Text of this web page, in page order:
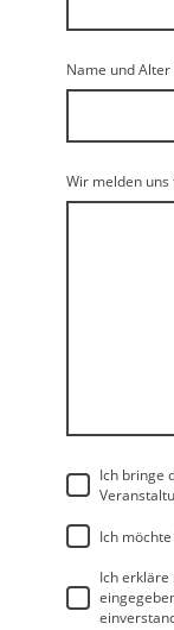
Name und Alter
Wir melden
Ich bringe
Ich
Ich